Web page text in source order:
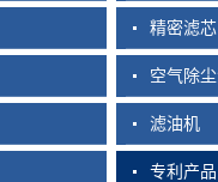
精密滤芯
空气除
滤油机
专利产品